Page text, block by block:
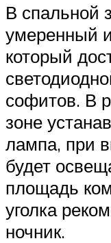
В спальной
умеренный
который
софитов. В
зоне
лампа, при
будет
площадь
уголка
ночник.